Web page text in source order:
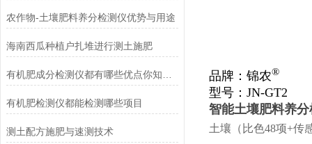
农作物-土壤肥料养分检测仪优势与用途
海南西瓜种植户扎堆进行测土施肥
有机肥检测仪都能检测哪些项目
测土配方施肥与速测技术
品牌： 锦农®
型号： JN-GT2
智能土壤肥料养
土壤（比色48项+传